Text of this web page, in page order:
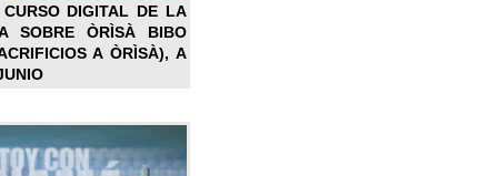
DIGITAL DE LA
SOBRE ÒRÌSÀ BIBO
A ÒRÌSÀ), A